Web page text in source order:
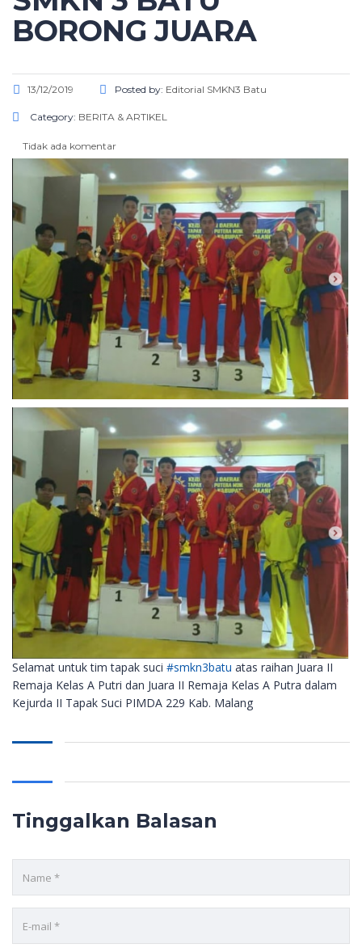
BORONG JUARA
13/12/2019 Posted by: Editorial SMKN3 Batu
Category: BERITA & ARTIKEL
Tidak ada komentar
Selamat untuk tim tapak suci #smkn3batu atas raihan Juara II
Remaja Kelas A Putri dan Juara II Remaja Kelas A Putra dalam
Kejurda II Tapak Suci PIMDA 229 Kab. Malang
Tinggalkan Balasan